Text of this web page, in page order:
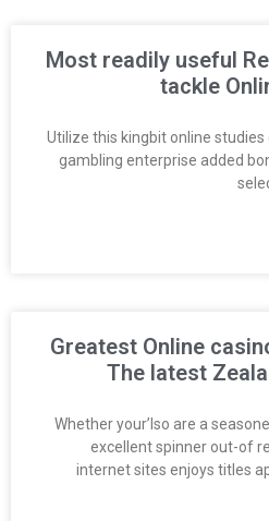
Most readily useful
tackle
Utilize this kingbit online
gambling enterprise added
Greatest Online
The latest
Whether your’lso are a
excellent spinner out-of
internet sites enjoys titles